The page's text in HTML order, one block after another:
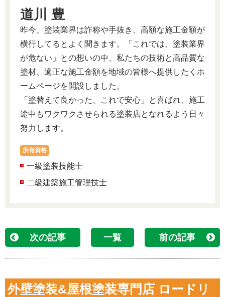
道川 豊
昨今、塗装業界は詐称や手抜き、高額な施工金額が
横行してるとよく聞きます。「これでは、塗装業界
が危ない」との想いの中、私たちの技術と高品質な
塗材、適正な施工金額を地域の皆様へ提供したくホ
ームページを開設しました。
「塗替えて良かった、これで安心」と喜ばれ、施工
途中もワクワクさせられる塗装店となれるよう日々
努力します。
所有資格
一級塗装技能士
二級建築施工管理技士
次の記事 一覧 前の記事
外壁塗装&屋根塗装専門店 ロードリ